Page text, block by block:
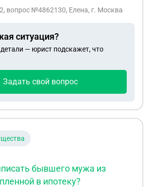
я продала комнату купила ему
, вопрос №4862130, Елена, г. Москва
ситуация?
— юрист подскажет, что
Задать свой вопрос
бывшего мужа из
в ипотеку?